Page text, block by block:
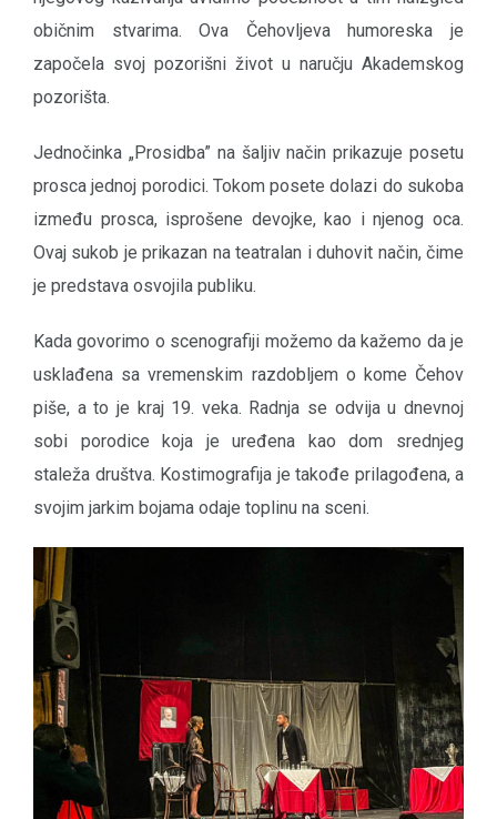
običnim stvarima. Ova Čehovljeva humoreska je
započela svoj pozorišni život u naručju Akademskog
pozorišta.
Jednočinka „Prosidba” na šaljiv način prikazuje posetu
prosca jednoj porodici. Tokom posete dolazi do sukoba
između prosca, isprošene devojke, kao i njenog oca.
Ovaj sukob je prikazan na teatralan i duhovit način, čime
je predstava osvojila publiku.
Kada govorimo o scenografiji možemo da kažemo da je
usklađena sa vremenskim razdobljem o kome Čehov
piše, a to je kraj 19. veka. Radnja se odvija u dnevnoj
sobi porodice koja je uređena kao dom srednjeg
staleža društva. Kostimografija je takođe prilagođena, a
svojim jarkim bojama odaje toplinu na sceni.